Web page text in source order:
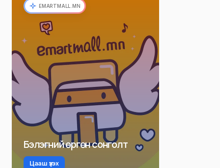
EMARTMALL.MN
Бэлэгний өргөн сонголт
Цааш үзэх